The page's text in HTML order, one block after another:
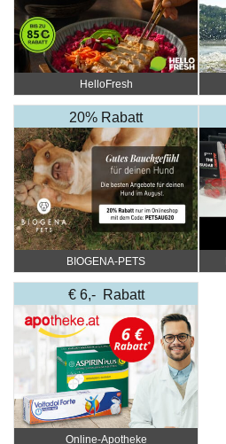
HelloFresh
20% Rabatt
BIOGENA-PETS
€ 6,- Rabatt
Online‑Apotheke